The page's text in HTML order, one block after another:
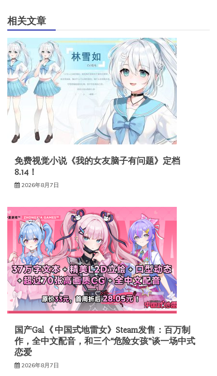
航
相关文章
免费视觉小说《我的女友脑子有问题》定档
8.14！
2026年8月7日
国产Gal《 中国式地雷女》Steam发售：百万制
作，全中文配音，和三个“危险女孩”谈一场中式
恋爱
2026年8月7日